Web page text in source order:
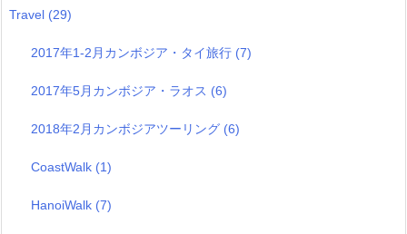
Travel (29)
2017年1-2月カンボジア・タイ旅行 (7)
2017年5月カンボジア・ラオス (6)
2018年2月カンボジアツーリング (6)
CoastWalk (1)
HanoiWalk (7)